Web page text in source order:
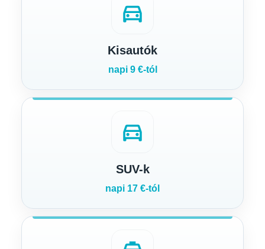
directions_car
Kisautók
napi 9 €-tól
directions_car
SUV-k
napi 17 €-tól